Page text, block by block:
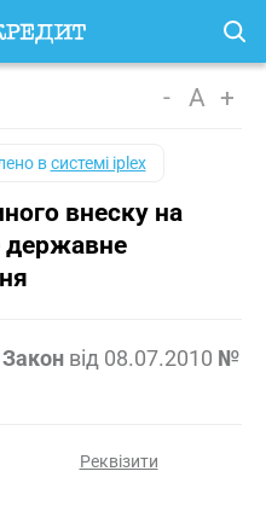
- A +
всистемі iplex
внеску на
державне
Закон від 08.07.2010 №
Реквізити